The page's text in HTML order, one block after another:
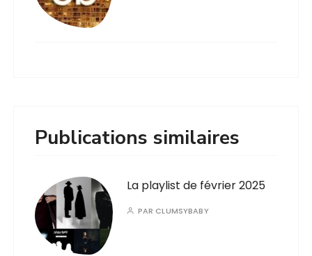
Publications similaires
La playlist de février 2025
PAR CLUMSYBABY